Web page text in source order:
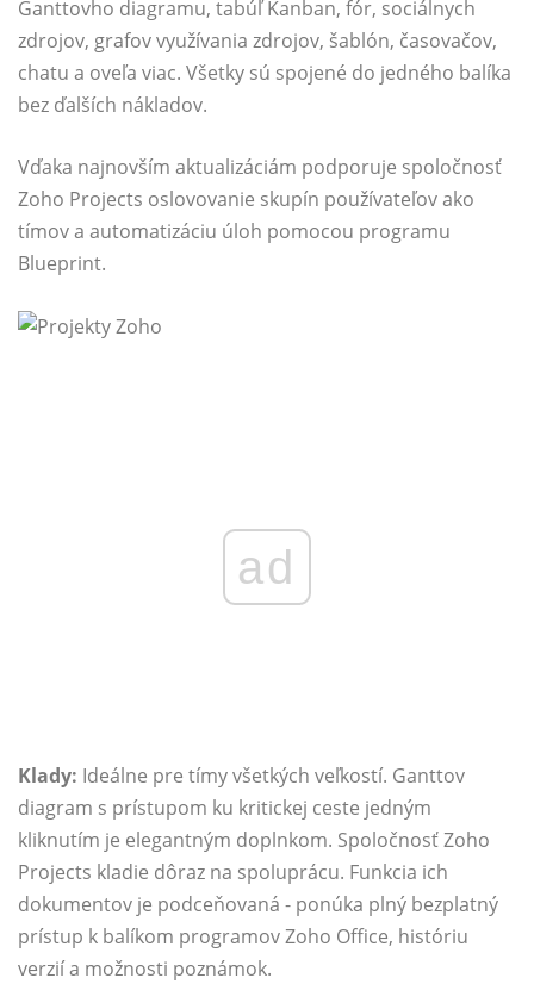
Ganttovho diagramu, tabúľ Kanban, fór, sociálnych
zdrojov, grafov využívania zdrojov, šablón, časovačov,
chatu a oveľa viac. Všetky sú spojené do jedného balíka
bez ďalších nákladov.
Vďaka najnovším aktualizáciám podporuje spoločnosť
Zoho Projects oslovovanie skupín používateľov ako
tímov a automatizáciu úloh pomocou programu
Blueprint.
ad
Klady: Ideálne pre tímy všetkých veľkostí. Ganttov
diagram s prístupom ku kritickej ceste jedným
kliknutím je elegantným doplnkom. Spoločnosť Zoho
Projects kladie dôraz na spoluprácu. Funkcia ich
dokumentov je podceňovaná - ponúka plný bezplatný
prístup k balíkom programov Zoho Office, históriu
verzií a možnosti poznámok.